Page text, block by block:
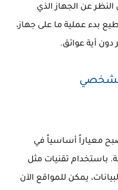
عن الجهاز الذي
بدء عملية ما على جهاز،
دون أية عوائق.
الشخصي
معياراً أساسياً في
باستخدام تقنيات مثل
يمكن للمواقع الآن